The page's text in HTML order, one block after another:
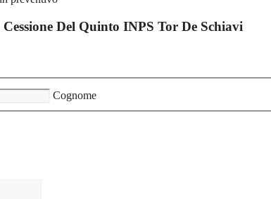
Cessione Del Quinto INPS Tor De Schiavi
Cognome